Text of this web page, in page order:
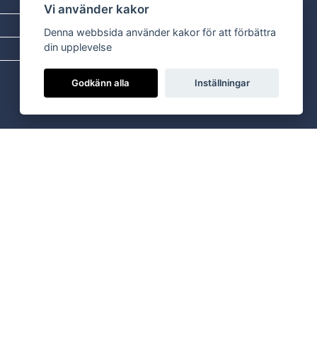
Adress:
Dala Energi AB
Postadress:Box 254, 793 26 Leksand
Kundservice:
Epost:
Vi använder kakor
Denna webbsida använder kakor för att förbättra
din upplevelse
Godkänn alla Inställningar